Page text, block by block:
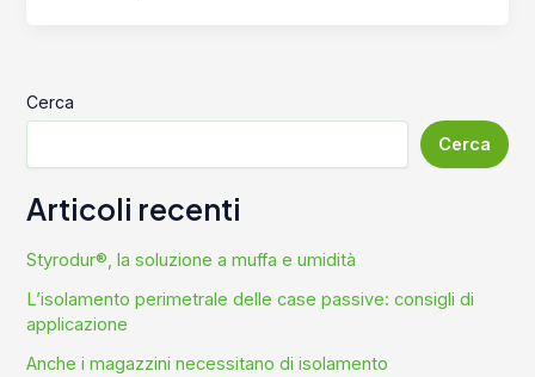
Cerca
Cerca
Articoli recenti
Styrodur®, la soluzione a muffa e umidità
L’isolamento perimetrale delle case passive: consigli di
applicazione
Anche i magazzini necessitano di isolamento